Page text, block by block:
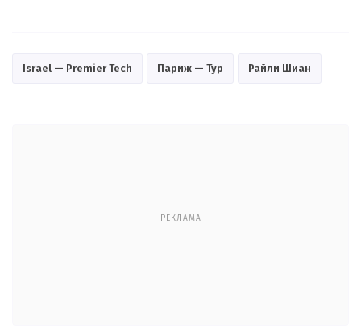
Israel — Premier Tech Париж — Тур Райли Шиан
РЕКЛАМА